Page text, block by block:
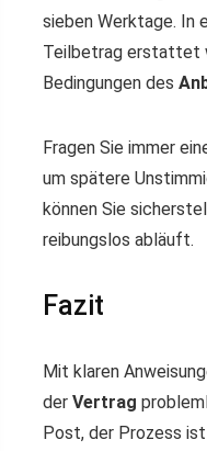
sieben Werktage. In
Teilbetrag erstattet
Bedingungen des
Fragen Sie immer
um spätere
können Sie
reibungslos abläuft.
Fazit
Mit klaren
der Vertrag
Post, der Prozess